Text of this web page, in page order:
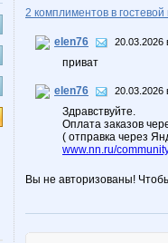
2 комплиментов в гостевой
elen76 20.03.2026
приват
elen76 20.03.2026
Здравствуйте.
Оплата заказов
( отправка через
www.nn.ru/
Вы не авторизованы!